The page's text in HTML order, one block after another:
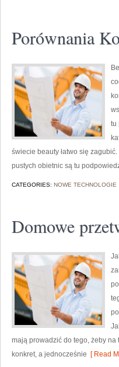
Porównania
tu
świecie beauty łatwo się
pustych obietnic są tu
CATEGORIES: NOWE TECHNOLOGIE
Domowe
mają prowadzić do tego, żeby na
konkret, a jednocześnie [ Read